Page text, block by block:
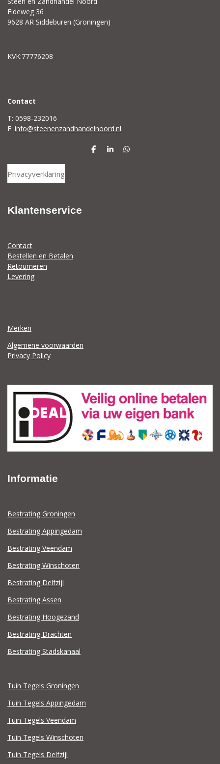
Eideweg 36
9628 AR Siddeburen (Groningen)
KVK:77776208
Contact
T: 0598-232016
E: info@steenenzandhandelnoord.nl
D
S
D
Privacyverklaring
Klantenservice
Contact
Bestellen en Betalen
Retourneren
Levering
Merken
Algemene voorwaarden
Privacy Policy
Informatie
Bestrating Groningen
Bestrating Appingedam
Bestrating Veendam
Bestrating Winschoten
Bestrating Delfzijl
Bestrating Assen
Bestrating Hoogezand
Bestrating Drachten
Bestrating Stadskanaal
Tuin Tegels Groningen
Tuin Tegels Appingedam
Tuin Tegels Veendam
Tuin Tegels Winschoten
Tuin Tegels Delfzijl